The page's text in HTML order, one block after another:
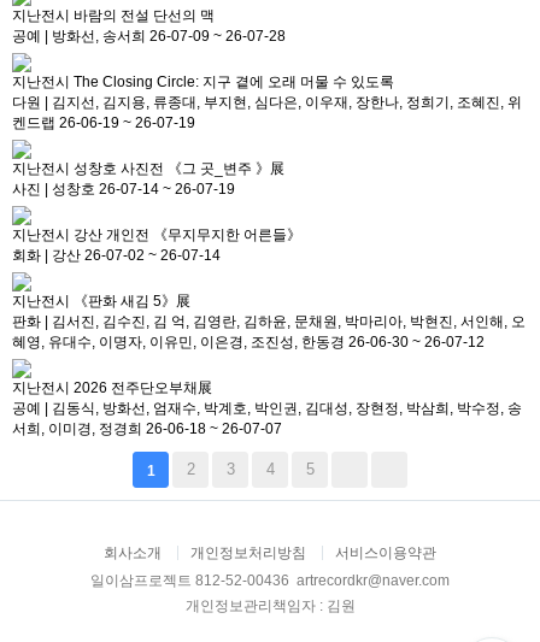
지난전시
바람의 전설 단선의 맥
공예
방화선, 송서희 26-07-09 ~ 26-07-28
지난전시 The Closing Circle: 지구 곁에 오래 머물 수 있도록
다원
김지선, 김지용, 류종대, 부지현, 심다은, 이우재, 장한나, 정희기, 조혜진, 위
켄드랩 26-06-19 ~ 26-07-19
지난전시 성창호 사진전 《그 곳_변주 》展
사진
성창호 26-07-14 ~ 26-07-19
지난전시
강산 개인전 《무지무지한 어른들》
회화
강산 26-07-02 ~ 26-07-14
지난전시
《판화 새김 5》展
판화
김서진, 김수진, 김 억, 김영란, 김하윤, 문채원, 박마리아, 박현진, 서인해, 오
혜영, 유대수, 이명자, 이유민, 이은경, 조진성, 한동경 26-06-30 ~ 26-07-12
지난전시 2026 전주단오부채展
공예
김동식, 방화선, 엄재수, 박계호, 박인권, 김대성, 장현정, 박삼희, 박수정, 송
서희, 이미경, 정경희 26-06-18 ~ 26-07-07
1 2 3 4 5
회사소개 개인정보처리방침
서비스이용약관
일이삼프로젝트 812-52-00436 artrecordkr@naver.com
개인정보관리책임자 : 김원